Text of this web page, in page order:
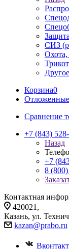
СИЗ
Охота,
Корзина0
Отложенные
Сравнение
+7 (843)
Назад
+7
8
Контактная
420021,
Казань, ул.
kazan@prabo.ru